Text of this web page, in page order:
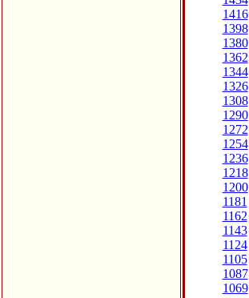
1416
1398
1380
1362
1344
1326
1308
1290
1272
1254
1236
1218
1200
1181
1162
1143
1124
1105
1087
1069